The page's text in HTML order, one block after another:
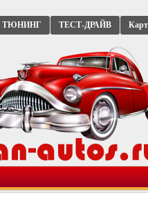
ТЮНИНГ ТЕСТ-ДРАЙВ